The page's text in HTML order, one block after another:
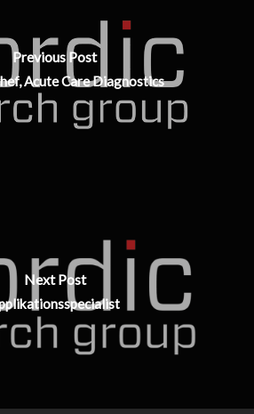
Previous Post
Acute Care Diagnostics
Next Post